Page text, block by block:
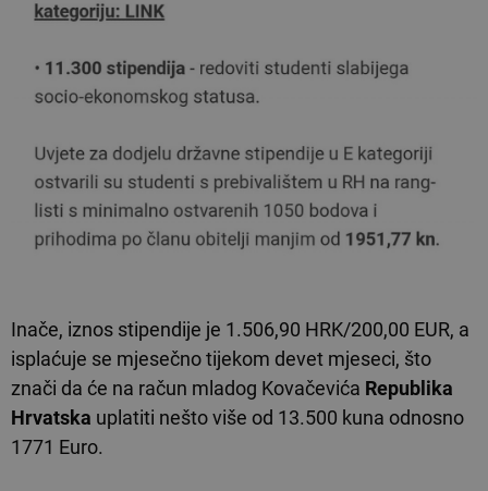
Inače, iznos stipendije je 1.506,90 HRK/200,00 EUR, a
isplaćuje se mjesečno tijekom devet mjeseci, što
znači da će na račun mladog Kovačevića Republika
Hrvatska uplatiti nešto više od 13.500 kuna odnosno
1771 Euro.